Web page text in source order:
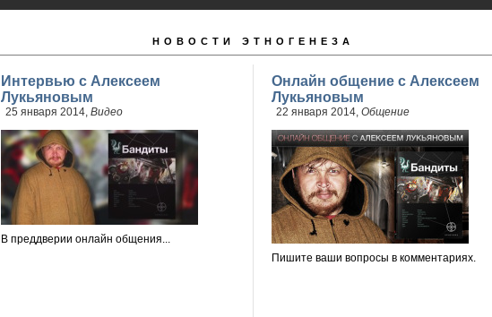
НОВОСТИ ЭТНОГЕНЕЗА
Интервью с Алексеем
Лукьяновым
25 января 2014, Видео
В преддверии онлайн общения...
Онлайн общение с Алексеем
Лукьяновым
22 января 2014, Общение
Пишите ваши вопросы в комментариях.